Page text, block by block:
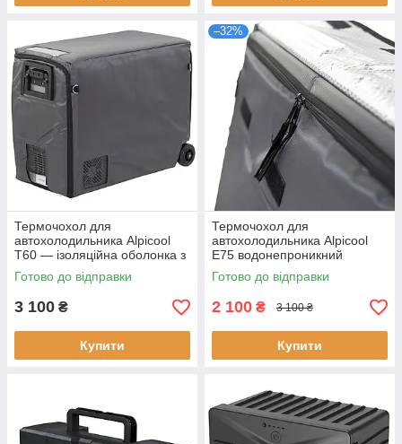
Термочохол для
автохолодильника Alpicool
T60 — ізоляційна оболонка з
утеплювачем
водонепроникна темно-сіра
Готово до відправки
3 100 ₴
Купити
–32%
Термочохол для
автохолодильника Alpicool
E75 водонепроникний
багатошарова теплоізоляція
темно-сірий для
Готово до відправки
2 100 ₴ 3 100 ₴
Купити